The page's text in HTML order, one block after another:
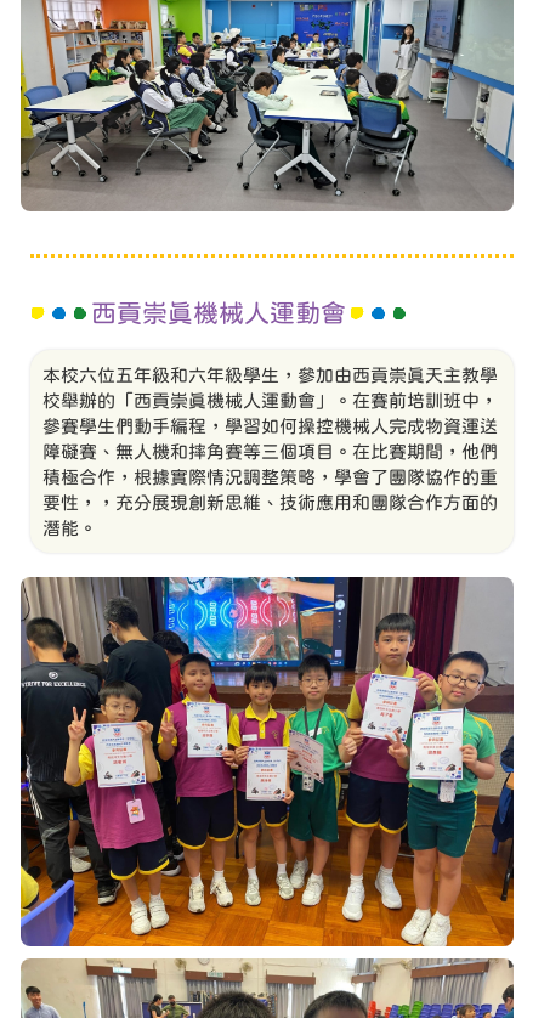
西貢崇真機械人運動會
本校六位五年級和六年級學生，參加由西貢崇真天主教學
校舉辦的「西貢崇真機械人運動會」。在賽前培訓班中，
參賽學生們動手編程，學習如何操控機械人完成物資運送
障礙賽、無人機和摔角賽等三個項目。在比賽期間，他們
積極合作，根據實際情況調整策略，學會了團隊協作的重
要性，，充分展現創新思維、技術應用和團隊合作方面的
潛能。